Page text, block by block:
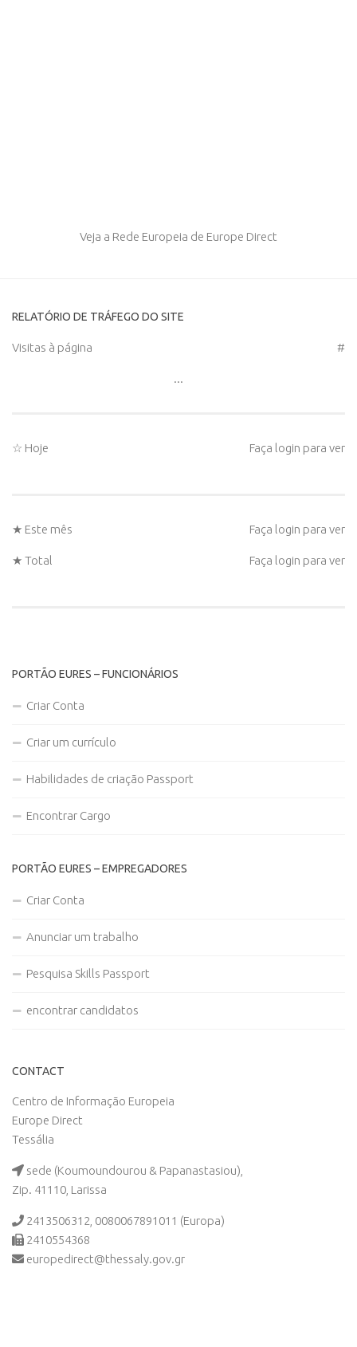
Veja a Rede Europeia de Europe Direct
RELATÓRIO DE TRÁFEGO DO SITE
Visitas à página #
...
☆ Hoje Faça login para ver
★ Este mês Faça login para ver
★ Total Faça login para ver
PORTÃO EURES – FUNCIONÁRIOS
Criar Conta
Criar um currículo
Habilidades de criação Passport
Encontrar Cargo
PORTÃO EURES – EMPREGADORES
Criar Conta
Anunciar um trabalho
Pesquisa Skills Passport
encontrar candidatos
CONTACT
Centro de Informação Europeia
Europe Direct
Tessália
sede (Koumoundourou & Papanastasiou),
Zip. 41110, Larissa
2413506312, 0080067891011 (Europa)
2410554368
europedirect@thessaly.gov.gr